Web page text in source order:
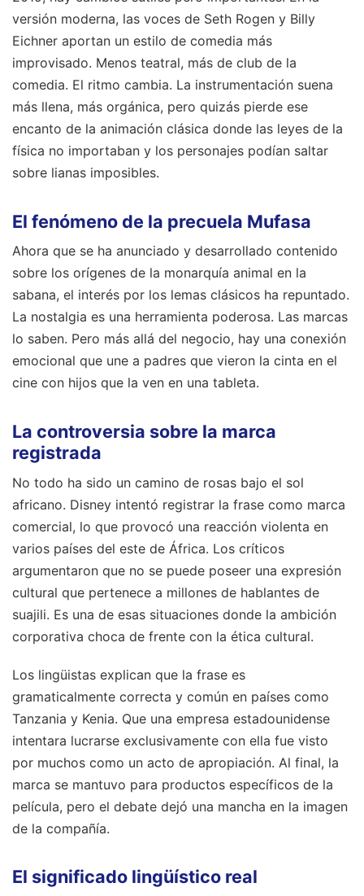
versión moderna, las voces de Seth Rogen y Billy
Eichner aportan un estilo de comedia más
improvisado. Menos teatral, más de club de la
comedia. El ritmo cambia. La instrumentación suena
más llena, más orgánica, pero quizás pierde ese
encanto de la animación clásica donde las leyes de la
física no importaban y los personajes podían saltar
sobre lianas imposibles.
El fenómeno de la precuela Mufasa
Ahora que se ha anunciado y desarrollado contenido
sobre los orígenes de la monarquía animal en la
sabana, el interés por los lemas clásicos ha repuntado.
La nostalgia es una herramienta poderosa. Las marcas
lo saben. Pero más allá del negocio, hay una conexión
emocional que une a padres que vieron la cinta en el
cine con hijos que la ven en una tableta.
La controversia sobre la marca
registrada
No todo ha sido un camino de rosas bajo el sol
africano. Disney intentó registrar la frase como marca
comercial, lo que provocó una reacción violenta en
varios países del este de África. Los críticos
argumentaron que no se puede poseer una expresión
cultural que pertenece a millones de hablantes de
suajili. Es una de esas situaciones donde la ambición
corporativa choca de frente con la ética cultural.
Los lingüistas explican que la frase es
gramaticalmente correcta y común en países como
Tanzania y Kenia. Que una empresa estadounidense
intentara lucrarse exclusivamente con ella fue visto
por muchos como un acto de apropiación. Al final, la
marca se mantuvo para productos específicos de la
película, pero el debate dejó una mancha en la imagen
de la compañía.
El significado lingüístico real